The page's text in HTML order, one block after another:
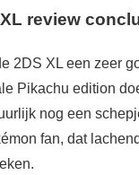
review
2DS XL een zeer
Pikachu edition
nog een
fan, dat